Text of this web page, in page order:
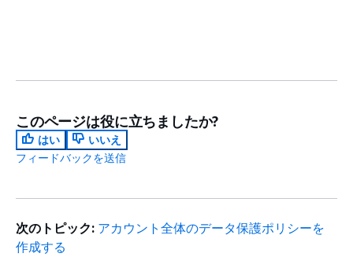
このページは役に立ちましたか?
はい
いいえ
フィードバックを送信
次のトピック: アカウント全体のデータ保護ポリシーを
作成する